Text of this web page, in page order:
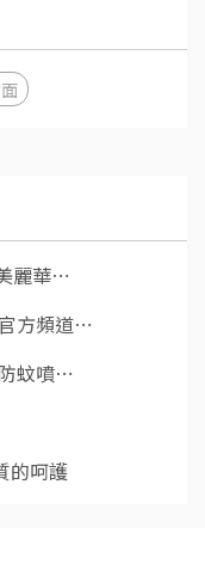
麗華⋯
方頻道⋯
蚊噴⋯
的呵護